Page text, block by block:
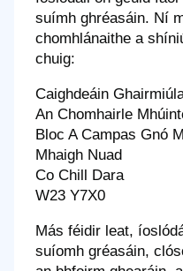
suímh ghréasáin. Ní
chomhlánaithe a
chuig:
Caighdeáin
An Chomhairle
Bloc A Campas Gnó
Mhaigh Nuad
Co Chill Dara
W23 Y7X0
Más féidir leat,
suíomh gréasáin,